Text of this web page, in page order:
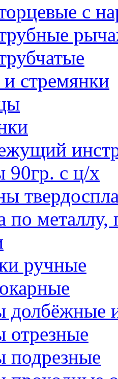
с
стремянки
90гр. с ц/х
по
ручные
долбёжные
отрезные
подрезные